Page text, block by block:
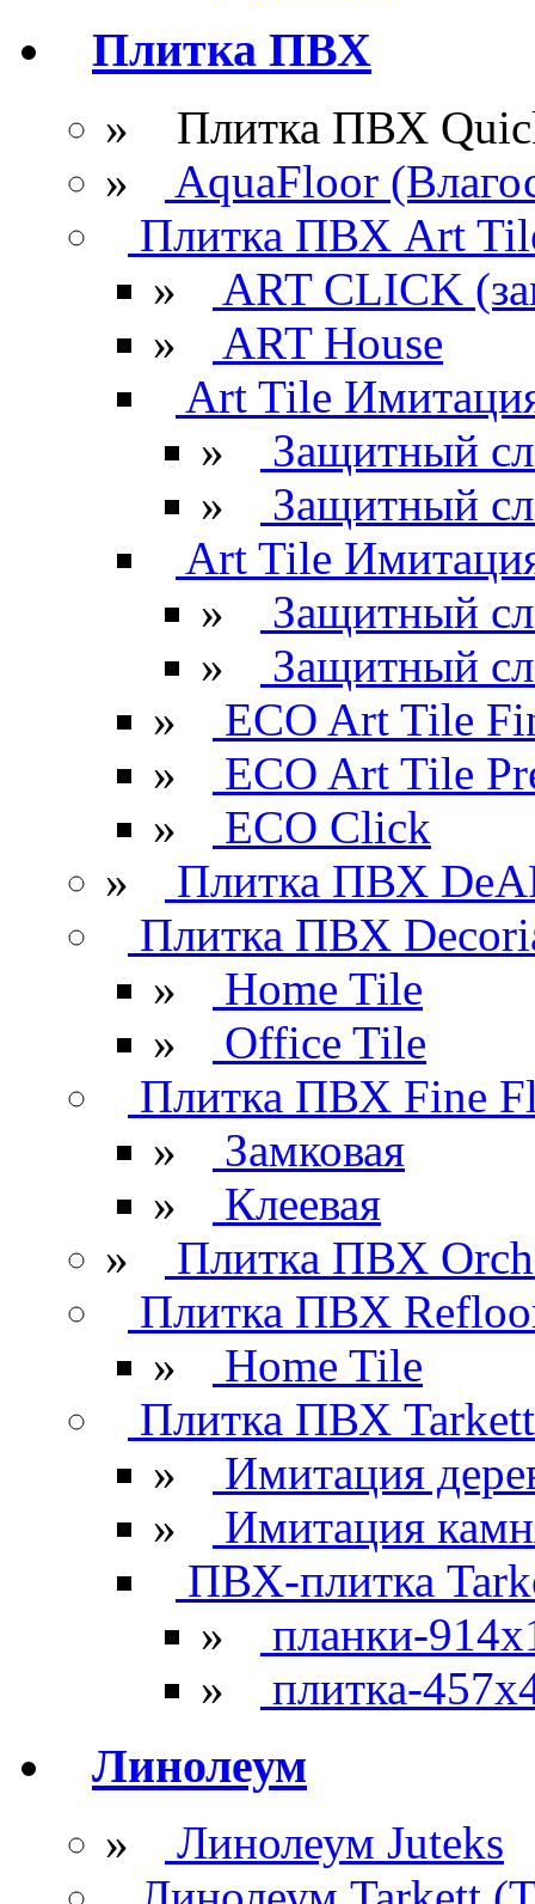
Плитка ПВХ
» Плитка ПВХ
»
AquaFloor
Плитка ПВХ Art
»
ART CLICK
»
ART House
Art Tile
»
Защитный
»
Защитный
Art Tile
»
Защитный
»
Защитный
»
ECO Art Tile
»
ECO Art Tile
»
ECO Click
»
Плитка ПВХ
Плитка ПВХ
»
Home Tile
»
Office Tile
Плитка ПВХ Fine
»
Замковая
»
Клеевая
»
Плитка ПВХ
Плитка ПВХ
»
Home Tile
Плитка ПВХ Tarkett
»
Имитация
»
Имитация
ПВХ-плитка
»
планки-
»
плитка-
Линолеум
»
Линолеум Juteks